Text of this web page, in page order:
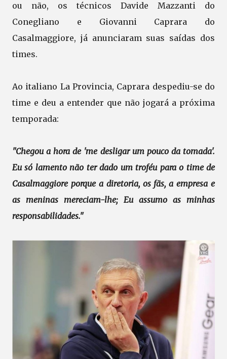
ou não, os técnicos Davide Mazzanti do
Conegliano e Giovanni Caprara do
Casalmaggiore, já anunciaram suas saídas dos
times.
Ao italiano La Provincia, Caprara despediu-se do
time e deu a entender que não jogará a próxima
temporada:
"Chegou a hora de 'me desligar um pouco da tomada'.
Eu só lamento não ter dado um troféu para o time de
Casalmaggiore porque a diretoria, os fãs, a empresa e
as meninas mereciam-lhe; Eu assumo as minhas
responsabilidades."